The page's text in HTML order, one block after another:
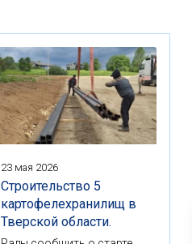
23 мая 2026
Строительство 5
картофелехранилищ в
Тверской области.